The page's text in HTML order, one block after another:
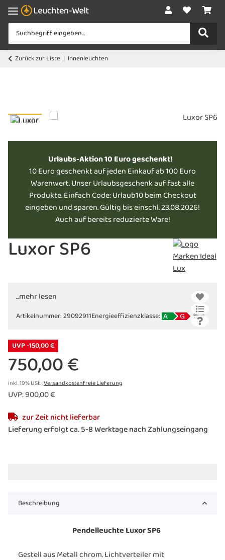
Zurück zur Liste Innenleuchten
Urlaubs-Aktion 10 Euro geschenkt!
10 Euro geschenkt auf jeden Einkauf ab 100 Euro
Warenwert. Unser Urlaubsgeschenk auf fast alle
Produkte. Einfach Code: Urlaub10 beim Checkout
eingeben und sparen. Gültig bis einschl. 23.08.2026!
Auch auf bereits reduzierte Ware!
Luxor SP6
...mehr lesen
Artikelnummer:29092911Energieeffizienzklasse:
UVP -150,00 €
750,00 €
inkl. 19% USt. ,Versandkostenfreie Lieferung
UVP:900,00 €
zur Zeit nicht lieferbar
Lieferung erfolgt ca. 5-8 Werktage nach Zahlungseingang
Beschreibung
Pendelleuchte Luxor SP6
Gestell aus Metall chrom. Lichtverteiler mit